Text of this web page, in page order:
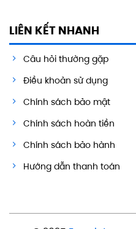
LIÊN KẾT NHANH
Câu hỏi thường gặp
Điều khoản sử dụng
Chính sách bảo mật
Chính sách hoàn tiền
Chính sách bảo hành
Hướng dẫn thanh toán